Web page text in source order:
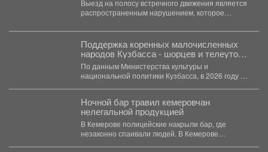
«Встречная полоса»
Выезд на полосу встречного движения является
распространенным нарушением, которое
транспортного происшествия...
Поддержка коренных малочисленных
народов Кузбасса - шорцев и телеутов -
год от года получает всё меньше
бюджетных средств.
По данным Министерства культуры и
национальной политики Кузбасса, в 2026 году на
Ночной бар травил кемеровчан
нелегальной продукцией
В Кемерове полицейские накрыли бар, где
незаконно спаивали людей. В Кемерове